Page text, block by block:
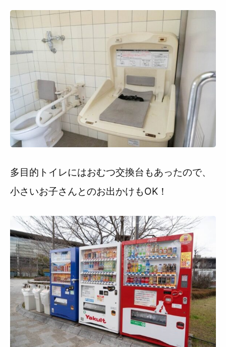
多目的トイレにはおむつ交換台もあったので、
小さいお子さんとのお出かけもOK！